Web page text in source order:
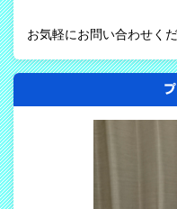
お気軽にお問い合わせくだ